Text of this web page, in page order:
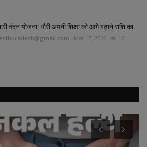
वंदन योजना: गौरी अपनी शिक्षा को आगे बढ़ाने राशि का...
Mar 17, 2026 101
धर्म एवं ज्योतिष